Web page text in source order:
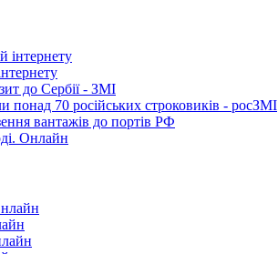
до Сербії - ЗМІ
понад 70 російських строковиків - росЗМІ
вантажів до портів РФ
Онлайн